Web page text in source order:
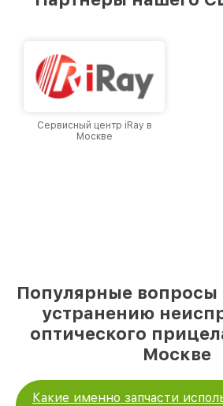
Сервисный центр iRay в
Москве
Популярные вопросы
устранению
оптического
Москве
Какие именно запчасти